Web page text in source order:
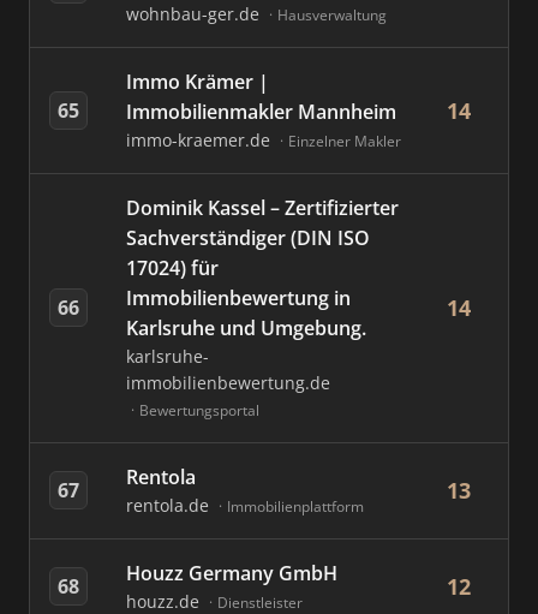
wohnbau-ger.de Hausverwaltung
65
Immo Krämer |
Immobilienmakler Mannheim
immo-kraemer.de Einzelner Makler
14
66
Dominik Kassel – Zertifizierter
Sachverständiger (DIN ISO
17024) für
Immobilienbewertung in
Karlsruhe und Umgebung.
karlsruhe-
immobilienbewertung.de
Bewertungsportal
14
67 Rentola
rentola.de Immobilienplattform
13
68 Houzz Germany GmbH
houzz.de Dienstleister
12